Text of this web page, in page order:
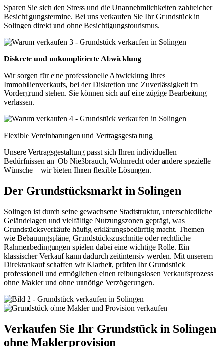
Sparen Sie sich den Stress und die Unannehmlichkeiten zahlreicher
Besichtigungstermine. Bei uns verkaufen Sie Ihr Grundstück in
Solingen direkt und ohne Besichtigungstourismus.
Diskrete und unkomplizierte Abwicklung
Wir sorgen für eine professionelle Abwicklung Ihres
Immobilienverkaufs, bei der Diskretion und Zuverlässigkeit im
Vordergrund stehen. Sie können sich auf eine zügige Bearbeitung
verlassen.
Flexible Vereinbarungen und Vertragsgestaltung
Unsere Vertragsgestaltung passt sich Ihren individuellen
Bedürfnissen an. Ob Nießbrauch, Wohnrecht oder andere spezielle
Wünsche – wir bieten Ihnen flexible Lösungen.
Der Grundstücksmarkt in Solingen
Solingen ist durch seine gewachsene Stadtstruktur, unterschiedliche
Geländelagen und vielfältige Nutzungszonen geprägt, was
Grundstücksverkäufe häufig erklärungsbedürftig macht. Themen
wie Bebauungspläne, Grundstückszuschnitte oder rechtliche
Rahmenbedingungen spielen dabei eine wichtige Rolle. Ein
klassischer Verkauf kann dadurch zeitintensiv werden. Mit unserem
Direktankauf schaffen wir Klarheit, prüfen Ihr Grundstück
professionell und ermöglichen einen reibungslosen Verkaufsprozess
ohne Makler und ohne unnötige Verzögerungen.
Verkaufen Sie Ihr Grundstück in Solingen
ohne Maklerprovision